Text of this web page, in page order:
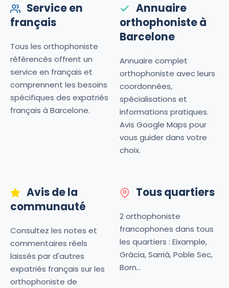
Service en
français
Tous les orthophoniste
référencés offrent un
service en français et
comprennent les besoins
spécifiques des expatriés
français à Barcelone.
Annuaire
orthophoniste à
Barcelone
Annuaire complet
orthophoniste avec leurs
coordonnées,
spécialisations et
informations pratiques.
Avis Google Maps pour
vous guider dans votre
choix.
Avis de la
communauté
Consultez les notes et
commentaires réels
laissés par d'autres
expatriés français sur les
orthophoniste de
Tous quartiers
2 orthophoniste
francophones dans tous
les quartiers : Eixample,
Gràcia, Sarrià, Poble Sec,
Born...